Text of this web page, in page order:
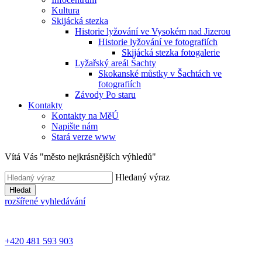
Kultura
Skijácká stezka
Historie lyžování ve Vysokém nad Jizerou
Historie lyžování ve fotografiích
Skijácká stezka fotogalerie
Lyžařský areál Šachty
Skokanské můstky v Šachtách ve
fotografiích
Závody Po staru
Kontakty
Kontakty na MěÚ
Napište nám
Stará verze www
Vítá Vás "město nejkrásnějších výhledů"
Hledaný výraz
Hledat
rozšířené vyhledávání
+420 481 593 903